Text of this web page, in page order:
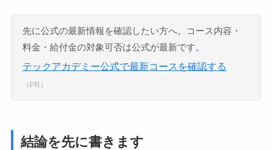
先に公式の最新情報を確認したい方へ。コース内容・
料金・給付金の対象可否は公式が最新です。
テックアカデミー公式で最新コースを確認する
（PR）
結論を先に書きます